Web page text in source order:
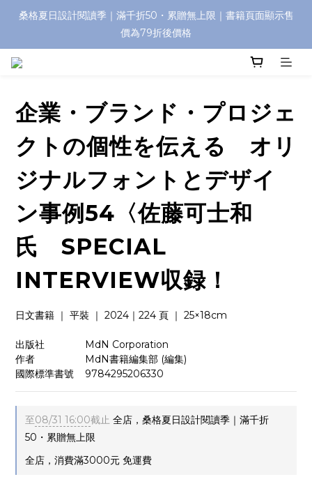
桑格夏日設計閱讀季｜滿千折50・累贈無上限｜書籍頁面顯示售
價為79折後價格
企業・ブランド・プロジェ
クトの個性を伝える オリ
ジナルフォントとデザイ
ン事例54〈佐藤可士和
氏 SPECIAL
INTERVIEW収録！
日文書籍 ｜ 平裝 ｜ 2024｜224 頁 ｜ 25×18cm
出版社　　　    MdN Corporation
作者　　　　    MdN書籍編集部 (編集)
國際標準書號  ‎  9784295206330
至08/31 16:00截止 全店，桑格夏日設計閱讀季｜滿千折
50・累贈無上限
全店，消費滿3000元 免運費